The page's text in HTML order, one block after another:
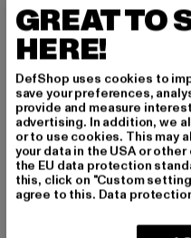
ADIDAS
R.Y.V. Basic
20,79 EUR
Derzeitiger Preis: 20,79 EUR
39,99 EUR
GREAT TO
HERE!
DefShop uses cookies to
save your preferences,
provide and measure
advertising. In addition, we
or to use cookies. This may
your data in the USA or
the EU data protection
this, click on "Custom
agree to this. Data